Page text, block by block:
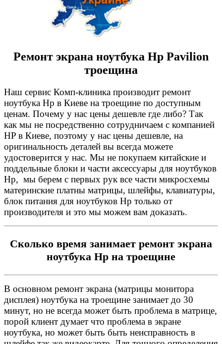
Ремонт экрана ноутбука Hp Pavilion
троещина
Наш сервис Комп-клиника производит ремонт
ноутбука Hp в Киеве на троещине по доступным
ценам. Почему у нас цены дешевле где либо? Так
как мы не посредственно сотрудничаем с компанией
HP в Киеве, поэтому у нас цены дешевле, на
оригинальность деталей вы всегда можете
удостоверится у нас. Мы не покупаем китайские и
поддельные блоки и части аксессуары для ноутбуков
Hp, мы берем с первых рук все части микросхемы
материнские платны матрицы, шлейфы, клавиатуры,
блок питания для ноутбуков Hp только от
производителя и это мы можем вам доказать.
Сколько время занимает ремонт экрана
ноутбука Hp на троещине
В основном ремонт экрана (матрицы монитора
дисплея) ноутбука на троещине занимает до 30
минут, но не всегда может быть проблема в матрице,
порой клиент думает что проблема в экране
ноутбука, но может быть быть неисправность в